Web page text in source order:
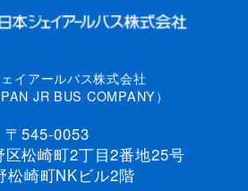
イアールバス株式会社
JR BUS COMPANY）
〒545-0053
区松崎町2丁目2番地25号
松崎町NKビル2階